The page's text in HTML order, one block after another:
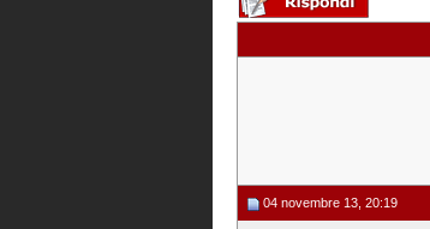
04 novembre 13, 20:19